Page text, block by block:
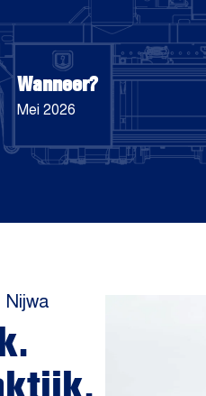
Wanneer?
Mei 2026